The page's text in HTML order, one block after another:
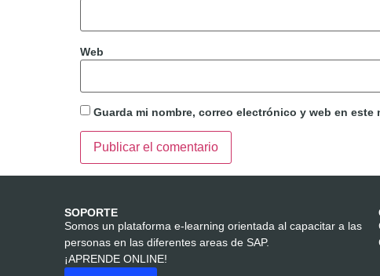
Web
Guarda mi nombre, correo electrónico y web en
SOPORTE
Somos un plataforma e-learning orientada al capacitar a las
personas en las diferentes areas de SAP.
¡APRENDE ONLINE!